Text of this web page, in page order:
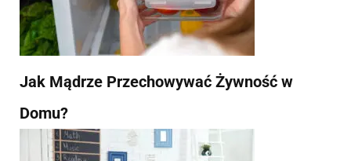
Jak Mądrze Przechowywać Żywność w
Domu?